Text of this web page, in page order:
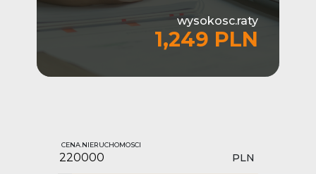
wysokosc.raty
1,249 PLN
CENA.NIERUCHOMOSCI
PLN